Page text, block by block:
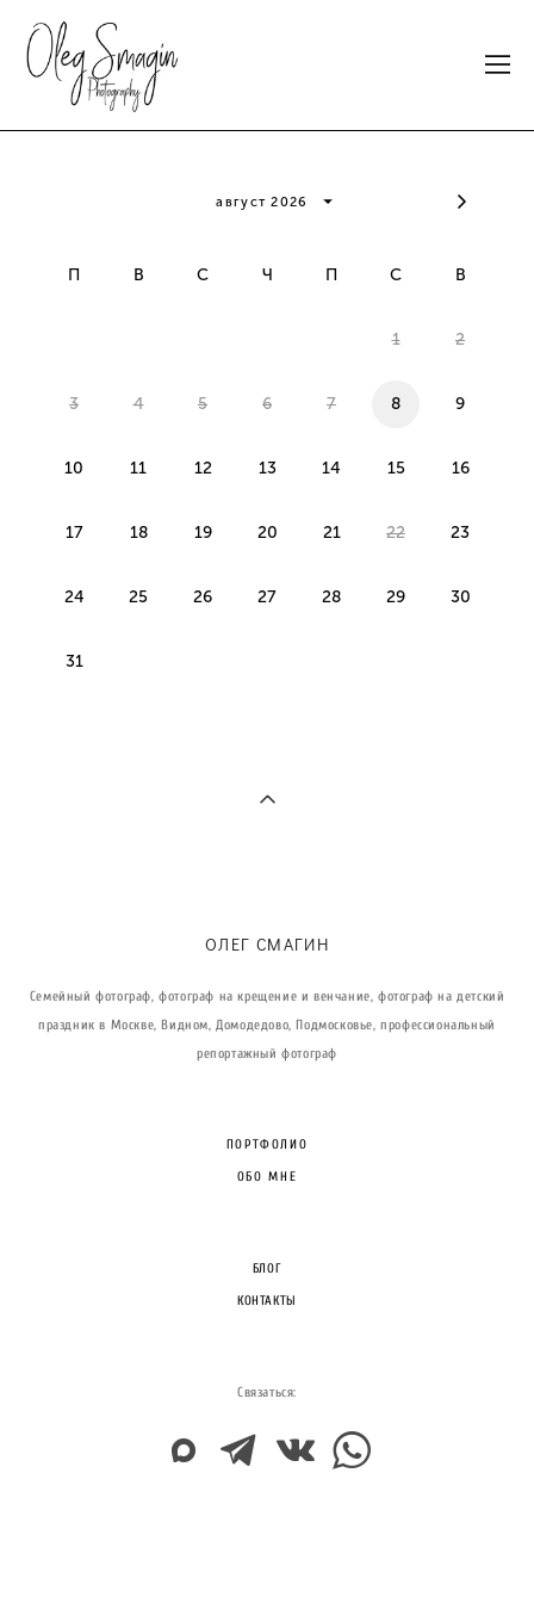
П В С Ч П С В
1 2
3 4 5 6 7 8 9
10 11 12 13 14 15 16
17 18 19 20 21 22 23
24 25 26 27 28 29 30
31
ОЛЕГ СМАГИН
Семейный фотограф, фотограф на крещение и венчание, фотограф на детский
праздник в Москве, Видном, Домодедово, Подмосковье, профессиональный
репортажный фотограф
ПОРТФОЛИО
ОБО МНЕ
БЛОГ
КОНТАКТЫ
Связаться: